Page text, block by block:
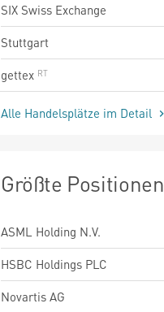
SIX Swiss Exchange
Stuttgart
gettex
Alle Handelsplätze im Detail
Größte Positionen
ASML Holding N.V.
HSBC Holdings PLC
Novartis AG